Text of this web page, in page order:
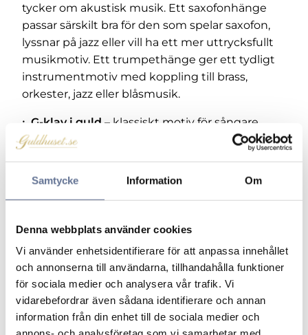
Samtycke Information Om
Denna webbplats använder cookies
Vi använder enhetsidentifierare för att anpassa innehållet
och annonserna till användarna, tillhandahålla funktioner
för sociala medier och analysera vår trafik. Vi
vidarebefordrar även sådana identifierare och annan
information från din enhet till de sociala medier och
tycker om akustisk musik. Ett saxofonhänge
passar särskilt bra för den som spelar saxofon,
lyssnar på jazz eller vill ha ett mer uttrycksfullt
musikmotiv. Ett trumpethänge ger ett tydligt
instrumentmotiv med koppling till brass,
orkester, jazz eller blåsmusik.
G-klav i guld – klassiskt motiv för sångare,
musiker och musikälskare.
rytm och melodi.
Gitarrhänge i guld
Saxofonhänge i guld– ett tydligt
– passar trumpetare,
brassmusiker och musikintresserade.
Dansande par
– ett motiv för dig som vill
koppla smycket till musik, rörelse och dans.